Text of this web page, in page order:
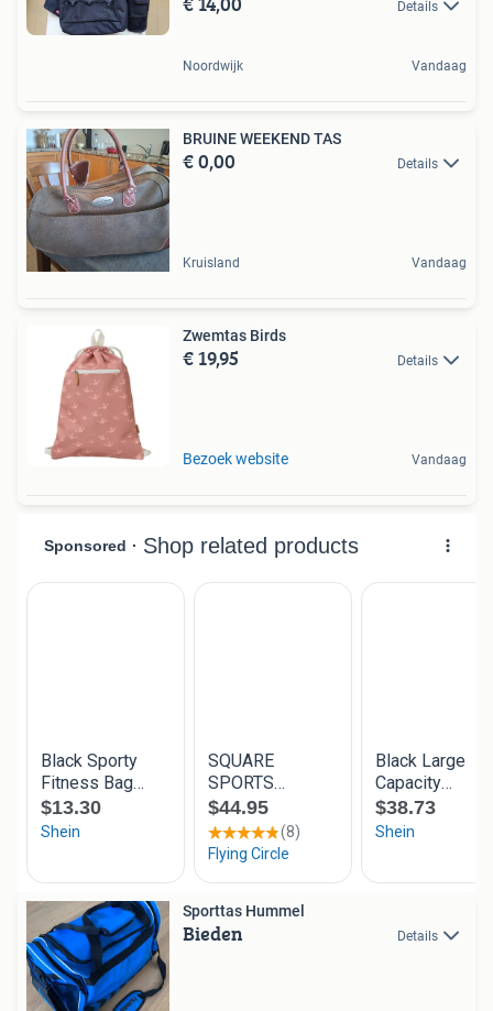
Details
Noordwijk Vandaag
BRUINE WEEKEND TAS
€ 0,00 Details
Kruisland Vandaag
Zwemtas Birds
€ 19,95 Details
Bezoek website Vandaag
Sporttas Hummel
Bieden Details